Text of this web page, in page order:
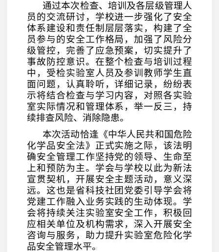
通过本次检查、培训及各层级管理人
员的交流研讨，学校进一步强化了安全
体系建设和责任制层层落实，构建了全
员参与的安全工作格局，加强了风险分
级管控，完善了应急预案，切实提升了
事故防控意识。在整个检查与培训过程
中，受检实验室人员及参训教师学生直
面问题，认真聆听，详细记录，纷纷表
示将结合检查与学习内容，对照各实验
室实际情况和管理体系，举一反三，持
续排查风险、消除隐患。
本次活动恰逢《中华人民共和国危险
化学品安全法》正式实施之际，该法明
确安全管理工作坚持党的领导、生命至
上和预防为主。学会与学校以此为新法
宣贯契机，开展安全主题活动，意义深
远。这也是省科技社团党委引导学会将
党建工作融入业务实践的生动体现。学
会将持续关注实验室安全工作，积极回
应相关单位及机构需求，深入开展安全
咨询与服务，助力提升实验室危险化学
品安全管理水平。